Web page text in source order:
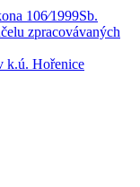
106⁄1999Sb.
zpracovávaných
k.ú. Hořenice